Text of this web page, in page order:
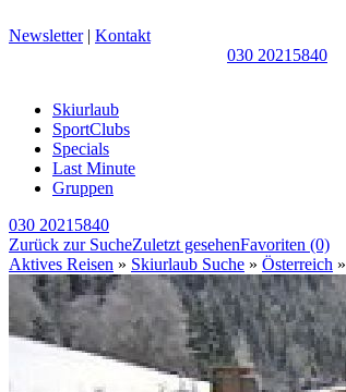
Newsletter| Kontakt
030 20215840
Skiurlaub
SportClubs
Specials
Last Minute
Gruppen
030 20215840
Zurück zur SucheZuletzt gesehenFavoriten (0)
Aktives Reisen » Skiurlaub Suche » Österreich »